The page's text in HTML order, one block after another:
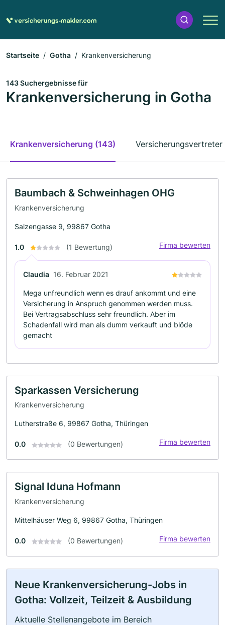
Startseite Gotha Krankenversicherung
143 Suchergebnisse für
Krankenversicherung in Gotha
Krankenversicherung (143) Versicherungsvertreter
Baumbach & Schweinhagen OHG
Krankenversicherung
Salzengasse 9, 99867 Gotha
1.0 (1 Bewertung) Firma bewerten
Claudia 16. Februar 2021
Mega unfreundlich wenn es drauf ankommt und eine
Versicherung in Anspruch genommen werden muss.
Bei Vertragsabschluss sehr freundlich. Aber im
Schadenfall wird man als dumm verkauft und blöde
gemacht
Sparkassen Versicherung
Krankenversicherung
Lutherstraße 6, 99867 Gotha, Thüringen
0.0 (0 Bewertungen) Firma bewerten
Signal Iduna Hofmann
Krankenversicherung
Mittelhäuser Weg 6, 99867 Gotha, Thüringen
0.0 (0 Bewertungen) Firma bewerten
Neue Krankenversicherung-Jobs in
Gotha: Vollzeit, Teilzeit & Ausbildung
Aktuelle Stellenangebote im Bereich